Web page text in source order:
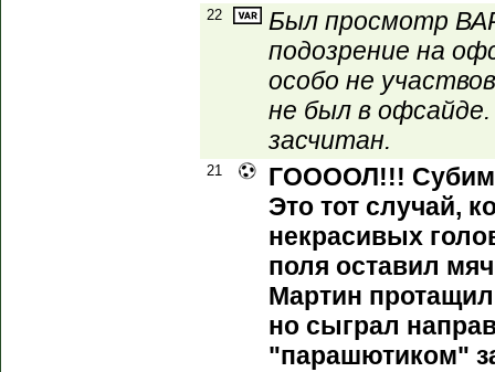
22
Был просмотр
подозрение на
особо не
не был в
засчитан.
21
ГООООЛ!!!
Это тот случай,
некрасивых
поля оставил
Мартин
но сыграл
"парашютиком"